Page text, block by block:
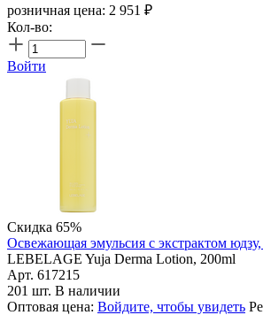
розничная цена: 2 951 ₽
Кол-во:
Войти
Скидка 65%
Освежающая эмульсия с экстрактом
LEBELAGE Yuja Derma Lotion, 200ml
Арт. 617215
201 шт. В наличии
Оптовая цена: Войдите, чтобы увидеть